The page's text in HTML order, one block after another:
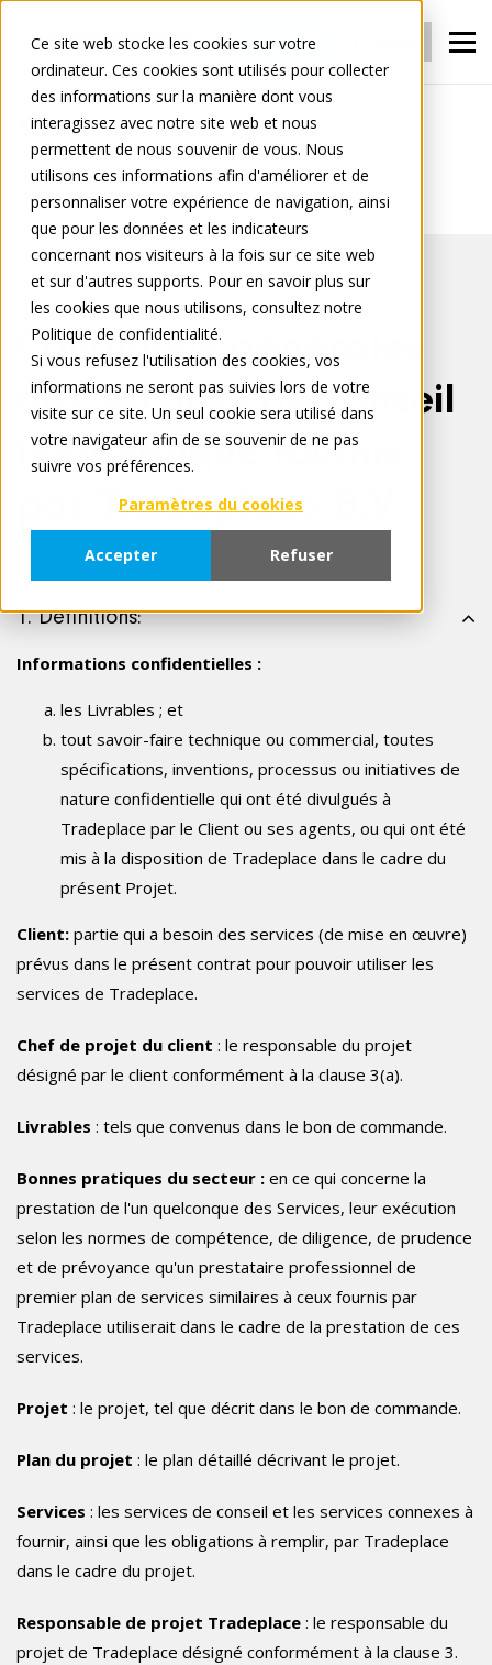
Ce site web stocke les cookies sur votre
ordinateur. Ces cookies sont utilisés pour collecter
des informations sur la manière dont vous
interagissez avec notre site web et nous
permettent de nous souvenir de vous. Nous
utilisons ces informations afin d'améliorer et de
personnaliser votre expérience de navigation, ainsi
que pour les données et les indicateurs
concernant nos visiteurs à la fois sur ce site web
et sur d'autres supports. Pour en savoir plus sur
les cookies que nous utilisons, consultez notre
Politique de confidentialité.
Si vous refusez l'utilisation des cookies, vos
informations ne seront pas suivies lors de votre
visite sur ce site. Un seul cookie sera utilisé dans
votre navigateur afin de se souvenir de ne pas
suivre vos préférences.
Paramètres du cookies
Accepter Refuser
Connexion
Conditions générales des services
informatiques
Conditions générales
des services de conseil
informatique fournis
par Tradeplace B.V.
1. Définitions:
Informations confidentielles :
les Livrables ; et
tout savoir-faire technique ou commercial, toutes
spécifications, inventions, processus ou initiatives de
nature confidentielle qui ont été divulgués à
Tradeplace par le Client ou ses agents, ou qui ont été
mis à la disposition de Tradeplace dans le cadre du
présent Projet.
Client: partie qui a besoin des services (de mise en œuvre)
prévus dans le présent contrat pour pouvoir utiliser les
services de Tradeplace.
Chef de projet du client : le responsable du projet
désigné par le client conformément à la clause 3(a).
Livrables : tels que convenus dans le bon de commande.
Bonnes pratiques du secteur : en ce qui concerne la
prestation de l'un quelconque des Services, leur exécution
selon les normes de compétence, de diligence, de prudence
et de prévoyance qu'un prestataire professionnel de
premier plan de services similaires à ceux fournis par
Tradeplace utiliserait dans le cadre de la prestation de ces
services.
Projet : le projet, tel que décrit dans le bon de commande.
Plan du projet : le plan détaillé décrivant le projet.
Services : les services de conseil et les services connexes à
fournir, ainsi que les obligations à remplir, par Tradeplace
dans le cadre du projet.
Responsable de projet Tradeplace : le responsable du
projet de Tradeplace désigné conformément à la clause 3.